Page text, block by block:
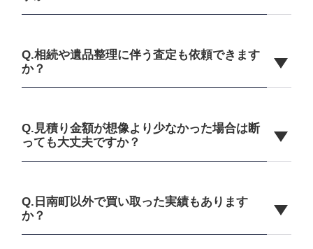
Q.相続や遺品整理に伴う査定も依頼できます
か？
Q.見積り金額が想像より少なかった場合は断
っても大丈夫ですか？
Q.日南町以外で買い取った実績もあります
か？